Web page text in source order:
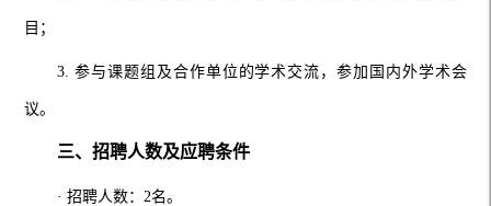
目；
3. 参与课题组及合作单位的学术交流，参加国内外学术会
议。
三、招聘人数及应聘条件
· 招聘人数：2名。